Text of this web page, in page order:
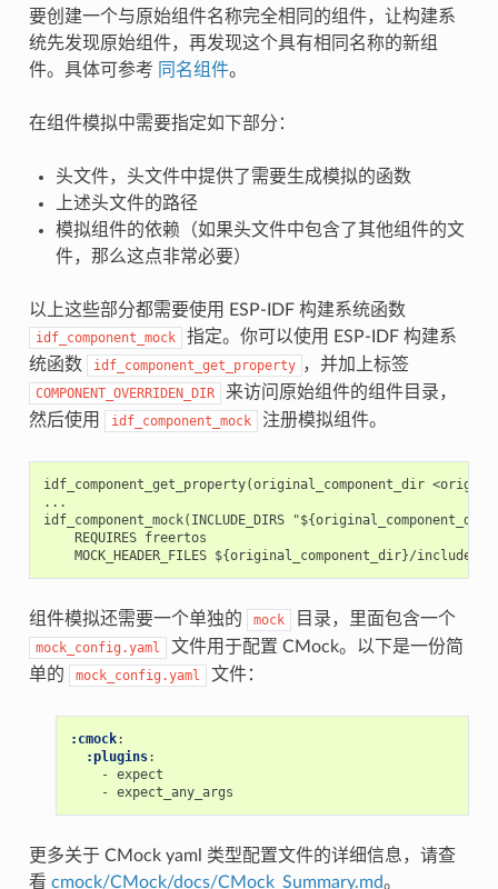
要创建一个与原始组件名称完全相同的组件，让构建系
统先发现原始组件，再发现这个具有相同名称的新组
件。具体可参考 同名组件。
在组件模拟中需要指定如下部分：
头文件，头文件中提供了需要生成模拟的函数
上述头文件的路径
模拟组件的依赖（如果头文件中包含了其他组件的文
件，那么这点非常必要）
以上这些部分都需要使用 ESP-IDF 构建系统函数
idf_component_mock
指定。你可以使用 ESP-IDF 构建系
统函数
idf_component_get_property ，并加上标签
COMPONENT_OVERRIDEN_DIR
来访问原始组件的组件目录，
然后使用
idf_component_mock 注册模拟组件。
idf_component_get_property(original_component_dir <original-
...
idf_component_mock(INCLUDE_DIRS
    REQUIRES freertos
组件模拟还需要一个单独的 mock 目录，里面包含一个
mock_config.yaml
文件用于配置 CMock。以下是一份简
单的
mock_config.yaml 文件：
:cmock:
:plugins:
- expect
- expect_any_args
更多关于 CMock yaml 类型配置文件的详细信息，请查
看 cmock/CMock/docs/CMock_Summary.md。